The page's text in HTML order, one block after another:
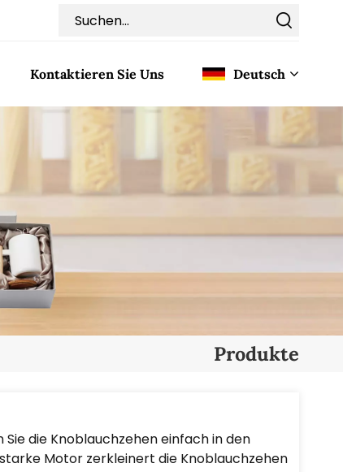
Kontaktieren Sie Uns Deutsch
English
Français
Español
Türkçe
Produkte
die Knoblauchzehen einfach in den
Motor zerkleinert die Knoblauchzehen